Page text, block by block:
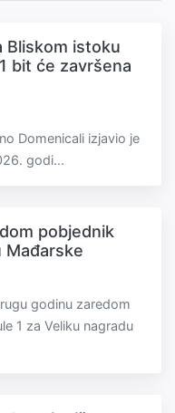
Bliskom istoku
bit će završena
Domenicali izjavio je
godi...
pobjednik
Mađarske
godinu zaredom
1 za Veliku nagradu